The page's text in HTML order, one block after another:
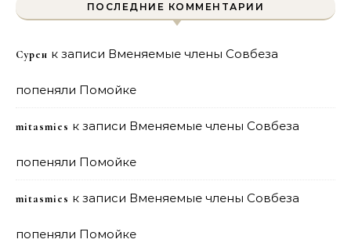
ПОСЛЕДНИЕ КОММЕНТАРИИ
Сурен к записи Вменяемые члены Совбеза
попеняли Помойке
mitasmies к записи Вменяемые члены Совбеза
попеняли Помойке
mitasmies к записи Вменяемые члены Совбеза
попеняли Помойке